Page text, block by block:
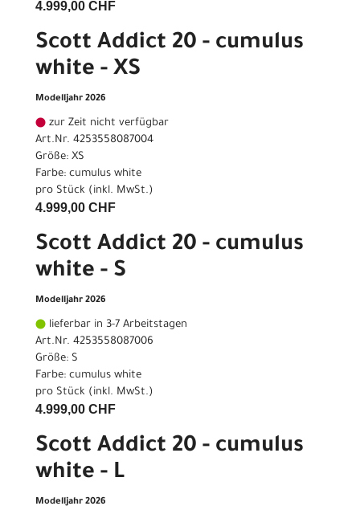
4.999,00 CHF
Scott Addict 20 - cumulus
white - XS
Modelljahr 2026
zur Zeit nicht verfügbar
Art.Nr. 4253558087004
Größe: XS
Farbe: cumulus white
pro Stück (inkl. MwSt.)
4.999,00 CHF
Scott Addict 20 - cumulus
white - S
Modelljahr 2026
lieferbar in 3-7 Arbeitstagen
Art.Nr. 4253558087006
Größe: S
Farbe: cumulus white
pro Stück (inkl. MwSt.)
4.999,00 CHF
Scott Addict 20 - cumulus
white - L
Modelljahr 2026